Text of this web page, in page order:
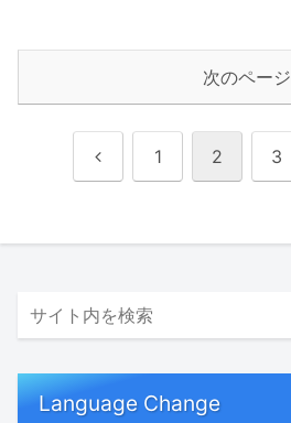
次のページ
前 1 2 3
Language Change